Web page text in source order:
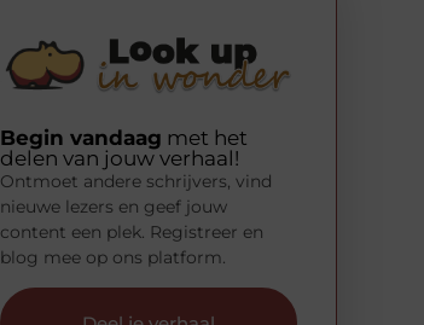
Begin vandaag met het
delen van jouw verhaal!
Ontmoet andere schrijvers, vind
nieuwe lezers en geef jouw
content een plek. Registreer en
blog mee op ons platform.